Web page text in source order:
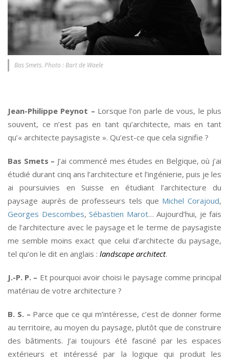
Bas Smets. Photo : Bart de Waele
Jean-Philippe Peynot – Lorsque l’on parle de vous, le plus
souvent, ce n’est pas en tant qu’architecte, mais en tant
qu’« architecte paysagiste ». Qu’est-ce que cela signifie ?
Bas Smets – J’ai commencé mes études en Belgique, où j’ai
étudié durant cinq ans l’architecture et l’ingénierie, puis je les
ai poursuivies en Suisse en étudiant l’architecture du
paysage auprès de professeurs tels que Michel Corajoud,
Georges Descombes, Sébastien Marot… Aujourd’hui, je fais
de l’architecture avec le paysage et le terme de paysagiste
me semble moins exact que celui d’architecte du paysage,
tel qu’on le dit en anglais : landscape architect.
J.-P. P. – Et pourquoi avoir choisi le paysage comme principal
matériau de votre architecture ?
B. S. – Parce que ce qui m’intéresse, c’est de donner forme
au territoire, au moyen du paysage, plutôt que de construire
des bâtiments. J’ai toujours été fasciné par les espaces
extérieurs et intéressé par la logique qui produit les